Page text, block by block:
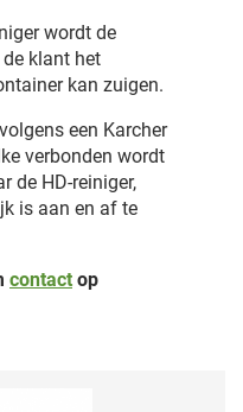
wordt de
klant het
kan zuigen.
een Karcher
verbonden wordt
de HD-reiniger,
is aan en af te
contactop